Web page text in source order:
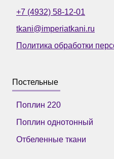
+7 (4932) 58-12-01
tkani@imperiatkani.ru
Политика обработки
Постельные
Поплин 220
Поплин однотонный
Отбеленные ткани